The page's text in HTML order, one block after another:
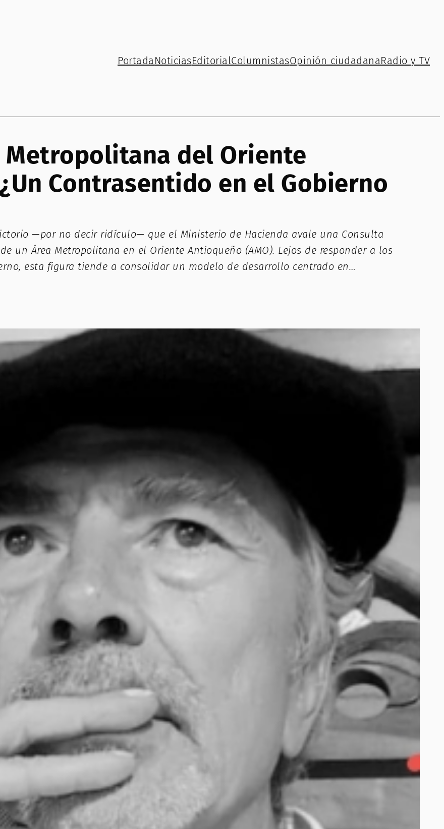
Portada NoticiasEditorialColumnistasOpinión ciudadanaRadio y TV
Metropolitana del Oriente
Contrasentido en el Gobierno
—por no decir ridículo— que el Ministerio de Hacienda avale una Consulta
un Área Metropolitana en el Oriente Antioqueño (AMO). Lejos de responder a los
esta figura tiende a consolidar un modelo de desarrollo centrado en…